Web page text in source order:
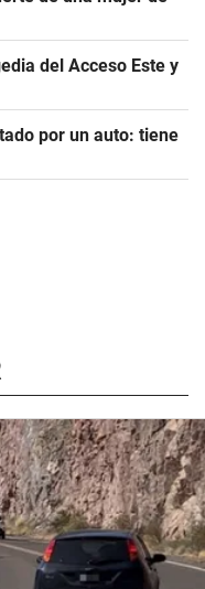
del Acceso Este y
por un auto: tiene